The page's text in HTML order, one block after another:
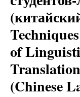
of
(Chinese